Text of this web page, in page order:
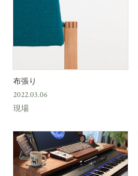
布張り
2022.03.06
現場